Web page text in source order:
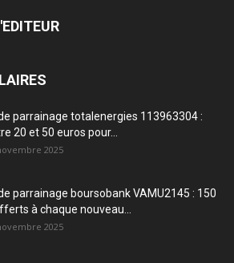
parrainage totalenergies 113963304 :
20 et 50 euros pour...
2025
parrainage boursobank VAMU2145 : 150
à chaque nouveau...
2025